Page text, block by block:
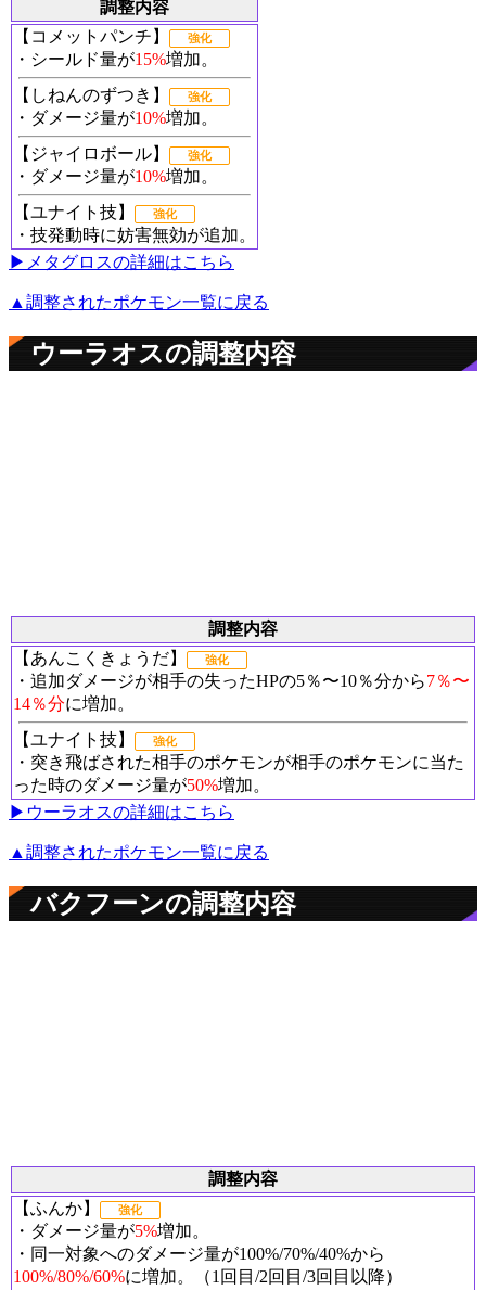
調整内容
【コメットパンチ】
強化
・シールド量が15%増加。
【しねんのずつき】
強化
・ダメージ量が10%増加。
【ジャイロボール】
強化
・ダメージ量が10%増加。
【ユナイト技】
強化
・技発動時に妨害無効が追加。
▶︎メタグロスの詳細はこちら
▲調整されたポケモン一覧に戻る
ウーラオスの調整内容
調整内容
【あんこくきょうだ】
強化
・追加ダメージが相手の失ったHPの5％〜10％分から7％〜
14％分に増加。
【ユナイト技】
強化
・突き飛ばされた相手のポケモンが相手のポケモンに当た
った時のダメージ量が50%増加。
▶︎ウーラオスの詳細はこちら
▲調整されたポケモン一覧に戻る
バクフーンの調整内容
調整内容
【ふんか】
強化
・ダメージ量が5%増加。
・同一対象へのダメージ量が100%/70%/40%から
100%/80%/60%に増加。（1回目/2回目/3回目以降）